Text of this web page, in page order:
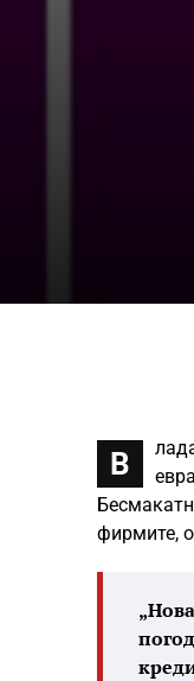
В
фирмите,